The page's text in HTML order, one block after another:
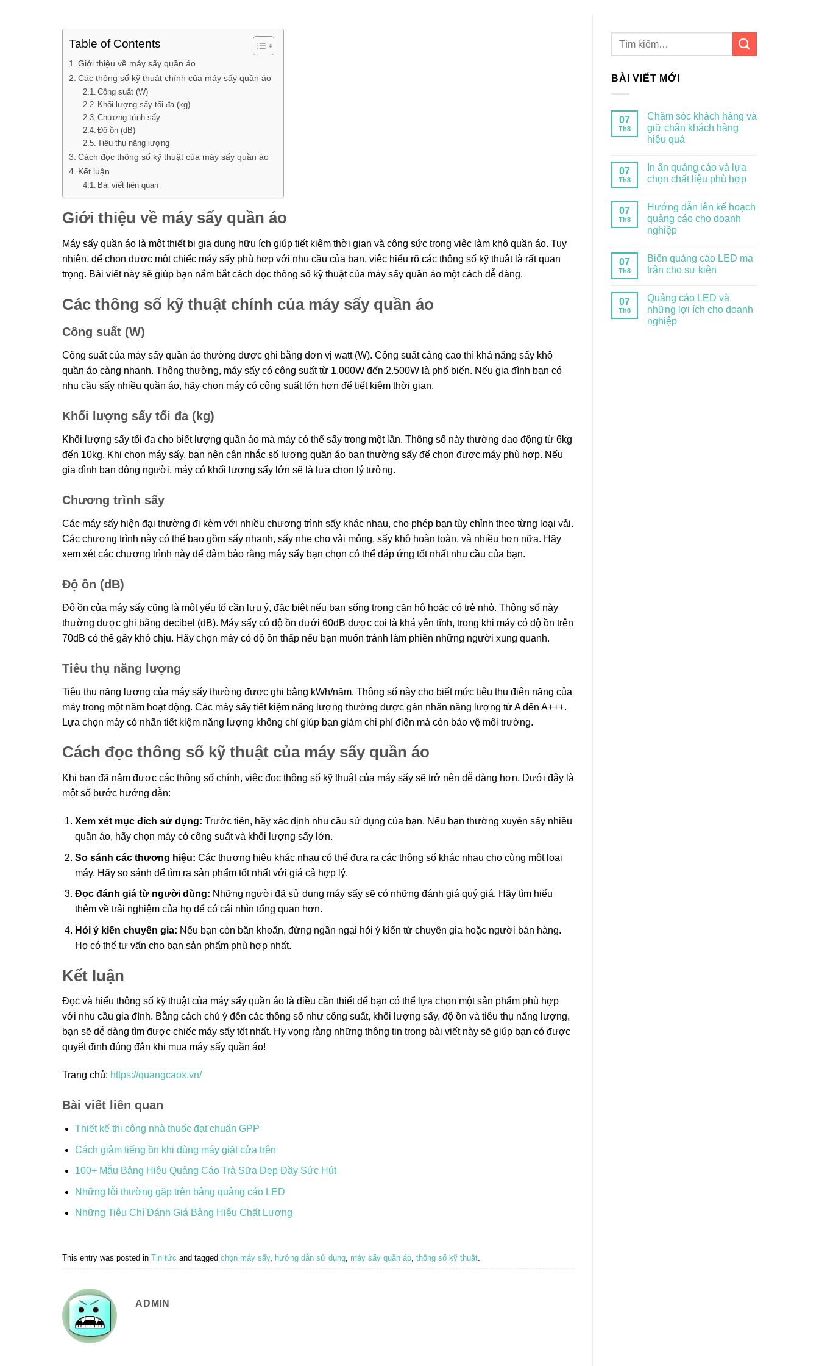
Table of Contents
Giới thiệu về máy sấy quần áo
Các thông số kỹ thuật chính của máy sấy quần áo
Công suất (W)
Khối lượng sấy tối đa (kg)
Chương trình sấy
Độ ồn (dB)
Tiêu thụ năng lượng
Cách đọc thông số kỹ thuật của máy sấy quần áo
Kết luận
Bài viết liên quan
Giới thiệu về máy sấy quần áo
Máy sấy quần áo là một thiết bị gia dụng hữu ích giúp tiết kiệm thời gian và công sức trong việc làm khô quần áo. Tuy
nhiên, để chọn được một chiếc máy sấy phù hợp với nhu cầu của bạn, việc hiểu rõ các thông số kỹ thuật là rất quan
trọng. Bài viết này sẽ giúp bạn nắm bắt cách đọc thông số kỹ thuật của máy sấy quần áo một cách dễ dàng.
Các thông số kỹ thuật chính của máy sấy quần áo
Công suất (W)
Công suất của máy sấy quần áo thường được ghi bằng đơn vị watt (W). Công suất càng cao thì khả năng sấy khô
quần áo càng nhanh. Thông thường, máy sấy có công suất từ 1.000W đến 2.500W là phổ biến. Nếu gia đình bạn có
nhu cầu sấy nhiều quần áo, hãy chọn máy có công suất lớn hơn để tiết kiệm thời gian.
Khối lượng sấy tối đa (kg)
Khối lượng sấy tối đa cho biết lượng quần áo mà máy có thể sấy trong một lần. Thông số này thường dao động từ 6kg
đến 10kg. Khi chọn máy sấy, bạn nên cân nhắc số lượng quần áo bạn thường sấy để chọn được máy phù hợp. Nếu
gia đình bạn đông người, máy có khối lượng sấy lớn sẽ là lựa chọn lý tưởng.
Chương trình sấy
Các máy sấy hiện đại thường đi kèm với nhiều chương trình sấy khác nhau, cho phép bạn tùy chỉnh theo từng loại vải.
Các chương trình này có thể bao gồm sấy nhanh, sấy nhẹ cho vải mỏng, sấy khô hoàn toàn, và nhiều hơn nữa. Hãy
xem xét các chương trình này để đảm bảo rằng máy sấy bạn chọn có thể đáp ứng tốt nhất nhu cầu của bạn.
Độ ồn (dB)
Độ ồn của máy sấy cũng là một yếu tố cần lưu ý, đặc biệt nếu bạn sống trong căn hộ hoặc có trẻ nhỏ. Thông số này
thường được ghi bằng decibel (dB). Máy sấy có độ ồn dưới 60dB được coi là khá yên tĩnh, trong khi máy có độ ồn trên
70dB có thể gây khó chịu. Hãy chọn máy có độ ồn thấp nếu bạn muốn tránh làm phiền những người xung quanh.
Tiêu thụ năng lượng
Tiêu thụ năng lượng của máy sấy thường được ghi bằng kWh/năm. Thông số này cho biết mức tiêu thụ điện năng của
máy trong một năm hoạt động. Các máy sấy tiết kiệm năng lượng thường được gán nhãn năng lượng từ A đến A+++.
Lựa chọn máy có nhãn tiết kiệm năng lượng không chỉ giúp bạn giảm chi phí điện mà còn bảo vệ môi trường.
Cách đọc thông số kỹ thuật của máy sấy quần áo
Khi bạn đã nắm được các thông số chính, việc đọc thông số kỹ thuật của máy sấy sẽ trở nên dễ dàng hơn. Dưới đây là
một số bước hướng dẫn:
Xem xét mục đích sử dụng: Trước tiên, hãy xác định nhu cầu sử dụng của bạn. Nếu bạn thường xuyên sấy nhiều
quần áo, hãy chọn máy có công suất và khối lượng sấy lớn.
So sánh các thương hiệu: Các thương hiệu khác nhau có thể đưa ra các thông số khác nhau cho cùng một loại
máy. Hãy so sánh để tìm ra sản phẩm tốt nhất với giá cả hợp lý.
Đọc đánh giá từ người dùng: Những người đã sử dụng máy sấy sẽ có những đánh giá quý giá. Hãy tìm hiểu
thêm về trải nghiệm của họ để có cái nhìn tổng quan hơn.
Hỏi ý kiến chuyên gia: Nếu bạn còn băn khoăn, đừng ngần ngại hỏi ý kiến từ chuyên gia hoặc người bán hàng.
Họ có thể tư vấn cho bạn sản phẩm phù hợp nhất.
Kết luận
Đọc và hiểu thông số kỹ thuật của máy sấy quần áo là điều cần thiết để bạn có thể lựa chọn một sản phẩm phù hợp
với nhu cầu gia đình. Bằng cách chú ý đến các thông số như công suất, khối lượng sấy, độ ồn và tiêu thụ năng lượng,
bạn sẽ dễ dàng tìm được chiếc máy sấy tốt nhất. Hy vọng rằng những thông tin trong bài viết này sẽ giúp bạn có được
quyết định đúng đắn khi mua máy sấy quần áo!
Trang chủ: https://quangcaox.vn/
Bài viết liên quan
Thiết kế thi công nhà thuốc đạt chuẩn GPP
Cách giảm tiếng ồn khi dùng máy giặt cửa trên
100+ Mẫu Bảng Hiệu Quảng Cáo Trà Sữa Đẹp Đầy Sức Hút
Những lỗi thường gặp trên bảng quảng cáo LED
Những Tiêu Chí Đánh Giá Bảng Hiệu Chất Lượng
This entry was posted in Tin tức and tagged chọn máy sấy, hướng dẫn sử dụng máy sấy quần áo thông số kỹ thuật
ADMIN
BÀI VIẾT MỚI
07
Th8
Chăm sóc khách hàng và
giữ chân khách hàng
hiệu quả
07
Th8
In ấn quảng cáo và lựa
chọn chất liệu phù hợp
07
Th8
Hướng dẫn lên kế hoạch
quảng cáo cho doanh
nghiệp
07
Th8
Biển quảng cáo LED ma
trận cho sự kiện
07
Th8
Quảng cáo LED và
những lợi ích cho doanh
nghiệp